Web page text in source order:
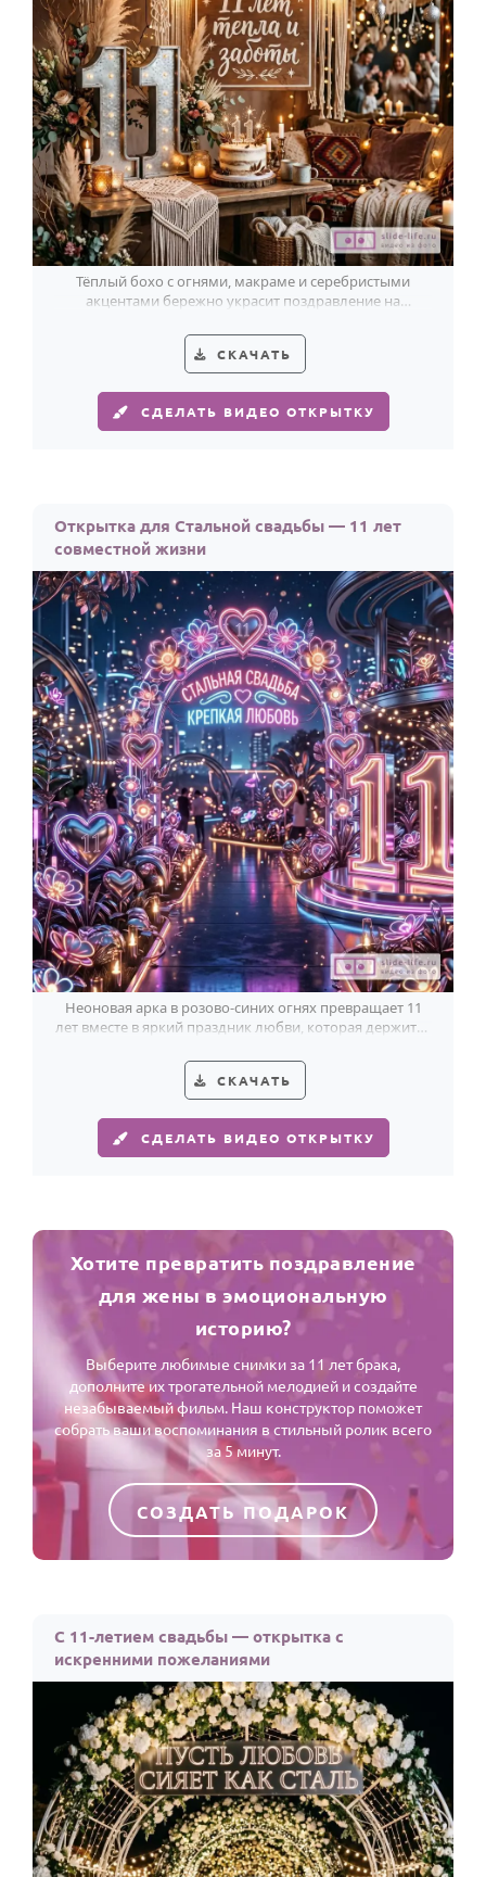
Тёплый бохо с огнями, макраме и серебристыми
акцентами бережно украсит поздравление на
СКАЧАТЬ
СДЕЛАТЬ ВИДЕО ОТКРЫТКУ
Открытка для Стальной свадьбы — 11 лет
совместной жизни
Неоновая арка в розово-синих огнях превращает 11
лет вместе в яркий праздник любви, которая держится
СКАЧАТЬ
СДЕЛАТЬ ВИДЕО ОТКРЫТКУ
Хотите превратить поздравление
для жены в эмоциональную
историю?
Выберите любимые снимки за 11 лет брака,
дополните их трогательной мелодией и создайте
незабываемый фильм. Наш конструктор поможет
собрать ваши воспоминания в стильный ролик всего
за 5 минут.
СОЗДАТЬ ПОДАРОК
С 11-летием свадьбы — открытка с
искренними пожеланиями